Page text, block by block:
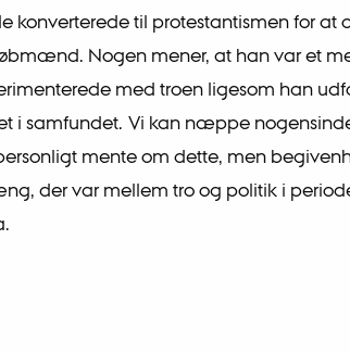
konverterede til protestantismen for
Nogen mener, at han var et
med troen ligesom han
i samfundet. Vi kan næppe
mente om dette, men
der var mellem tro og politik i